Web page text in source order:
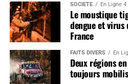
SOCIÉTÉ En Ligne
Le moustique
dengue et virus
France
FAITS DIVERS En
Deux régions
toujours